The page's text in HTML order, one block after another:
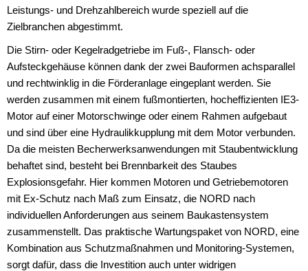
Leistungs- und Drehzahlbereich wurde speziell auf die
Zielbranchen abgestimmt.
Die Stirn- oder Kegelradgetriebe im Fuß-, Flansch- oder
Aufsteckgehäuse können dank der zwei Bauformen achsparallel
und rechtwinklig in die Förderanlage eingeplant werden. Sie
werden zusammen mit einem fußmontierten, hocheffizienten IE3-
Motor auf einer Motorschwinge oder einem Rahmen aufgebaut
und sind über eine Hydraulikkupplung mit dem Motor verbunden.
Da die meisten Becherwerksanwendungen mit Staubentwicklung
behaftet sind, besteht bei Brennbarkeit des Staubes
Explosionsgefahr. Hier kommen Motoren und Getriebemotoren
mit Ex-Schutz nach Maß zum Einsatz, die NORD nach
individuellen Anforderungen aus seinem Baukastensystem
zusammenstellt. Das praktische Wartungspaket von NORD, eine
Kombination aus Schutzmaßnahmen und Monitoring-Systemen,
sorgt dafür, dass die Investition auch unter widrigen